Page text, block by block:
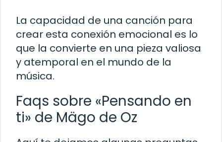
La capacidad de una canción para
crear esta conexión emocional es lo
que la convierte en una pieza valiosa
y atemporal en el mundo de la
música.
Faqs sobre «Pensando en
ti» de Mägo de Oz